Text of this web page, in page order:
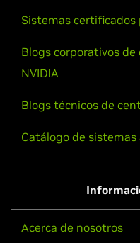
Sistemas certificados
Blogs corporativos
NVIDIA
Blogs técnicos de
Catálogo de
Acerca de nosotros